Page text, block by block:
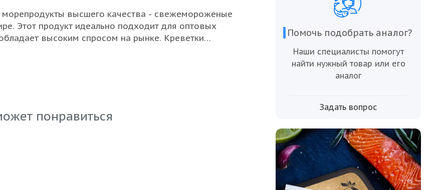
высшего качества - свежемороженые
Этот продукт идеально подходит для оптовых
высоким спросом на рынке. Креветки
для ресторанов и магазинов. Их можно использовать
бизнесе, предлагая клиентам только лучшее!
понравиться
Помочь подобрать аналог?
Наши специалисты помогут
найти нужный товар или его
аналог
Задать вопрос